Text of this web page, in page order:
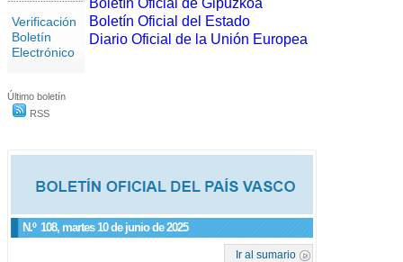
Verificación
Boletín
Electrónico
Último boletín
RSS
N.º 108, martes 10 de junio de 2025
Ir al sumario
Boletín Oficial de Gipuzkoa
Boletín Oficial del Estado
Diario Oficial de la Unión Europea